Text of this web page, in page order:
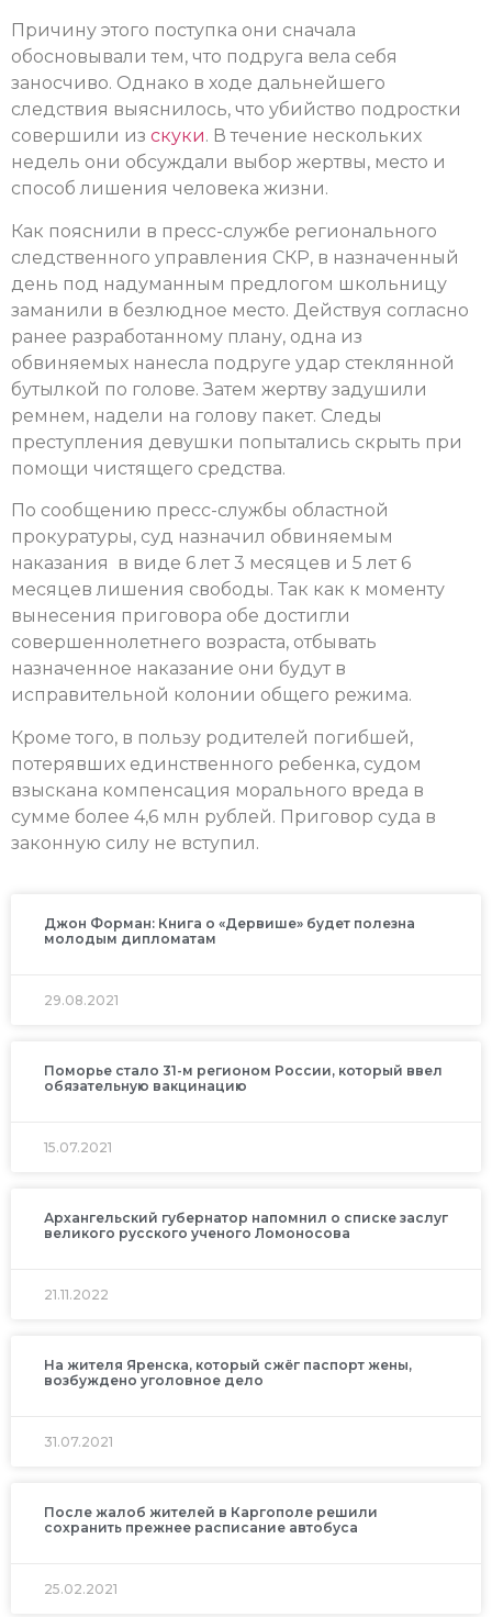
Причину этого поступка они сначала
обосновывали тем, что подруга вела себя
заносчиво. Однако в ходе дальнейшего
следствия выяснилось, что убийство подростки
совершили из скуки. В течение нескольких
недель они обсуждали выбор жертвы, место и
способ лишения человека жизни.
Как пояснили в пресс-службе регионального
следственного управления СКР, в назначенный
день под надуманным предлогом школьницу
заманили в безлюдное место. Действуя согласно
ранее разработанному плану, одна из
обвиняемых нанесла подруге удар стеклянной
бутылкой по голове. Затем жертву задушили
ремнем, надели на голову пакет. Следы
преступления девушки попытались скрыть при
помощи чистящего средства.
По сообщению пресс-службы областной
прокуратуры, суд назначил обвиняемым
наказания в виде 6 лет 3 месяцев и 5 лет 6
месяцев лишения свободы. Так как к моменту
вынесения приговора обе достигли
совершеннолетнего возраста, отбывать
назначенное наказание они будут в
исправительной колонии общего режима.
Кроме того, в пользу родителей погибшей,
потерявших единственного ребенка, судом
взыскана компенсация морального вреда в
сумме более 4,6 млн рублей. Приговор суда в
законную силу не вступил.
Джон Форман: Книга о «Дервише» будет полезна
молодым дипломатам
29.08.2021
Поморье стало 31-м регионом России, который ввел
обязательную вакцинацию
15.07.2021
Архангельский губернатор напомнил о списке заслуг
великого русского ученого Ломоносова
21.11.2022
На жителя Яренска, который сжёг паспорт жены,
возбуждено уголовное дело
31.07.2021
После жалоб жителей в Каргополе решили
сохранить прежнее расписание автобуса
25.02.2021